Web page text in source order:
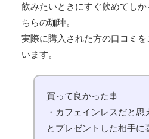
飲みたいときにすぐ飲めてし
ちらの珈琲。
実際に購入された方の口コミ
います。
買って良かった事
・カフェインレスだと
とプレゼントした相手に